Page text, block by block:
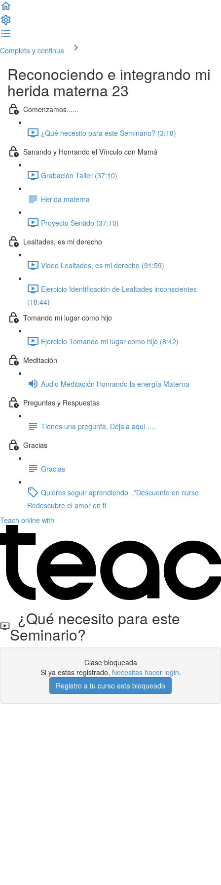
Completa y continua
Reconociendo e integrando mi
herida materna 23
Comenzamos......
¿Qué necesito para este Seminario? (3:18)
Sanando y Honrando el Vínculo con Mamá
Grabación Taller (37:10)
Herida materna
Proyecto Sentido (37:10)
Lealtades, es mi derecho
Video Lealtades, es mi derecho (91:59)
Ejercicio Identificación de Lealtades inconscientes
(18:44)
Tomando mi lugar como hijo
Ejercicio Tomando mi lugar como hijo (8:42)
Meditación
Audio Meditación Honrando la energía Materna
Preguntas y Respuestas
Tienes una pregunta, Déjala aquí ....
Gracias
Gracias
Quieres seguir aprendiendo ..”Descuento en curso
Redescubre el amor en ti
Teach online with
¿Qué necesito para este
Seminario?
Clase bloqueada
Si ya estas registrado, Necesitas hacer login.
Registro a tu curso esta bloqueado